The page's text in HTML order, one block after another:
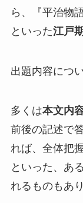
ら、『平治物
といった江戸
出題内容につ
多くは本文内
前後の記述で
れば、全体把
といった、あ
れるものもあ